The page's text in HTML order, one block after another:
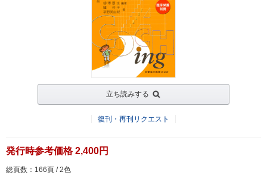
立ち読みする
復刊・再刊リクエスト
発行時参考価格 2,400円
総頁数：166頁 / 2色